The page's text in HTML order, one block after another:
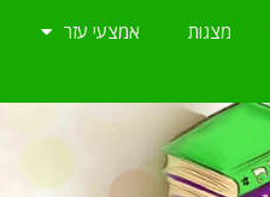
מצגות אמצעי עזר